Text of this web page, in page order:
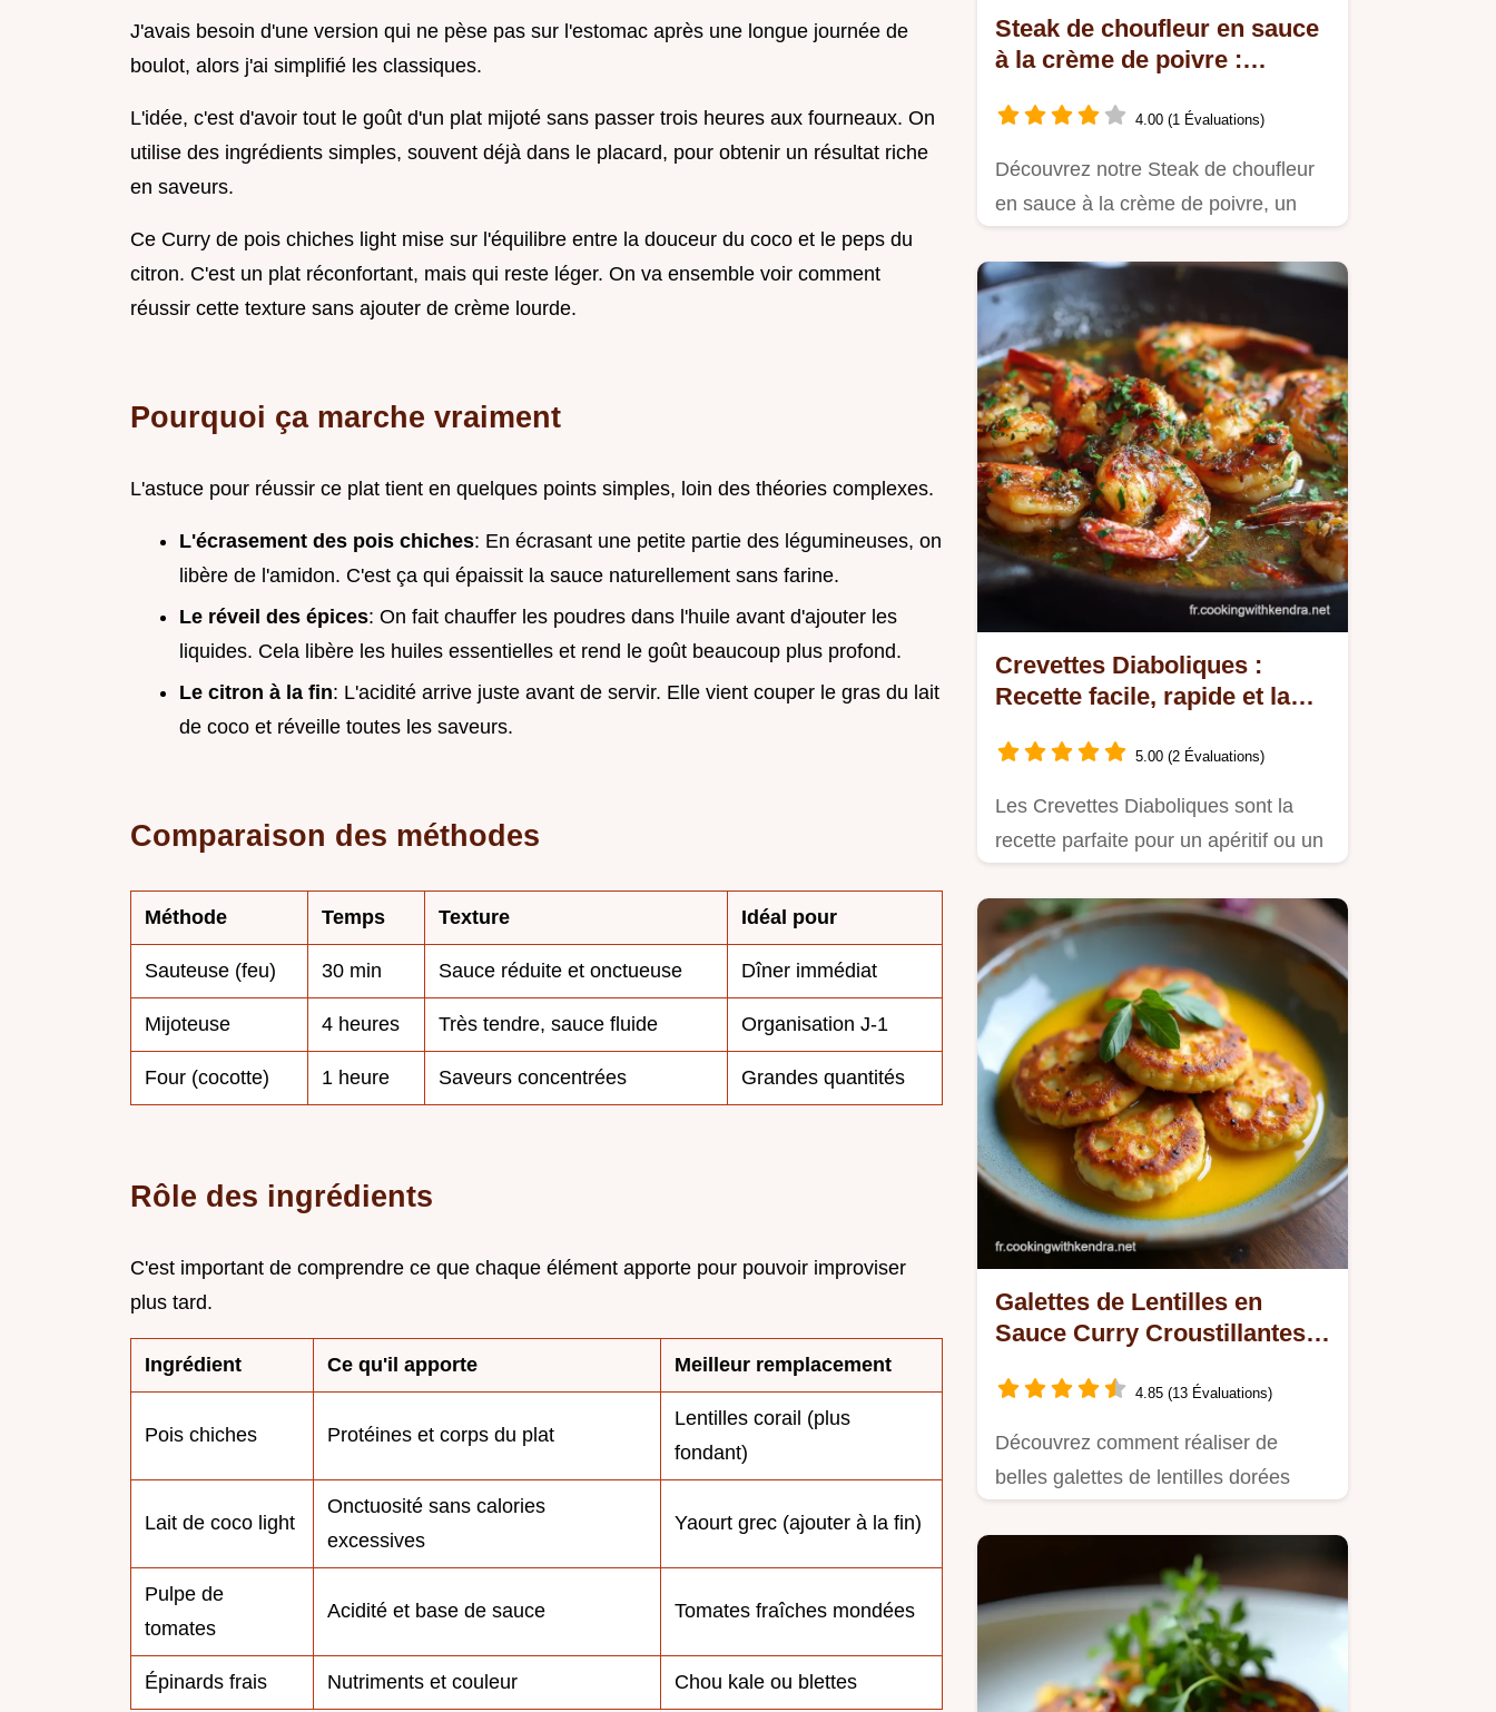
J'avais besoin d'une version qui ne pèse pas sur l'estomac après une longue journée de
boulot, alors j'ai simplifié les classiques.
L'idée, c'est d'avoir tout le goût d'un plat mijoté sans passer trois heures aux fourneaux. On
utilise des ingrédients simples, souvent déjà dans le placard, pour obtenir un résultat riche
en saveurs.
Ce Curry de pois chiches light mise sur l'équilibre entre la douceur du coco et le peps du
citron. C'est un plat réconfortant, mais qui reste léger. On va ensemble voir comment
réussir cette texture sans ajouter de crème lourde.
Pourquoi ça marche vraiment
L'astuce pour réussir ce plat tient en quelques points simples, loin des théories complexes.
L'écrasement des pois chiches: En écrasant une petite partie des légumineuses, on
libère de l'amidon. C'est ça qui épaissit la sauce naturellement sans farine.
Le réveil des épices: On fait chauffer les poudres dans l'huile avant d'ajouter les
liquides. Cela libère les huiles essentielles et rend le goût beaucoup plus profond.
Le citron à la fin: L'acidité arrive juste avant de servir. Elle vient couper le gras du lait
de coco et réveille toutes les saveurs.
Comparaison des méthodes
Méthode Temps Texture Idéal pour
Sauteuse (feu) 30 min Sauce réduite et onctueuse Dîner immédiat
Mijoteuse 4 heures Très tendre, sauce fluide Organisation J-1
Four (cocotte) 1 heure Saveurs concentrées Grandes quantités
Rôle des ingrédients
C'est important de comprendre ce que chaque élément apporte pour pouvoir improviser
plus tard.
Ingrédient Ce qu'il apporte Meilleur remplacement
Pois chiches Protéines et corps du plat
Lentilles corail (plus
fondant)
Lait de coco light
Onctuosité sans calories
excessives
Yaourt grec (ajouter à la fin)
Pulpe de
tomates
Acidité et base de sauce Tomates fraîches mondées
Épinards frais Nutriments et couleur Chou kale ou blettes
Steak de choufleur en sauce
à la crème de poivre :
4.00 (1 Évaluations)
Découvrez notre Steak de choufleur
en sauce à la crème de poivre, un
Crevettes Diaboliques :
Recette facile, rapide et la
5.00 (2 Évaluations)
Les Crevettes Diaboliques sont la
recette parfaite pour un apéritif ou un
Galettes de Lentilles en
Sauce Curry Croustillantes
4.85 (13 Évaluations)
Découvrez comment réaliser de
belles galettes de lentilles dorées